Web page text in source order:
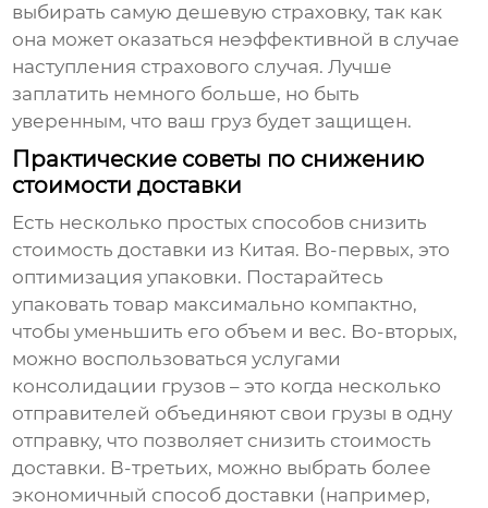
выбирать самую дешевую страховку, так как
она может оказаться неэффективной в случае
наступления страхового случая. Лучше
заплатить немного больше, но быть
уверенным, что ваш груз будет защищен.
Практические советы по снижению
стоимости доставки
Есть несколько простых способов снизить
стоимостьдоставки из Китая. Во-первых, это
оптимизация упаковки. Постарайтесь
упаковать товар максимально компактно,
чтобы уменьшить его объем и вес. Во-вторых,
можно воспользоваться услугами
консолидации грузов – это когда несколько
отправителей объединяют свои грузы в одну
отправку, что позволяет снизить стоимость
доставки. В-третьих, можно выбрать более
экономичный способ доставки (например,